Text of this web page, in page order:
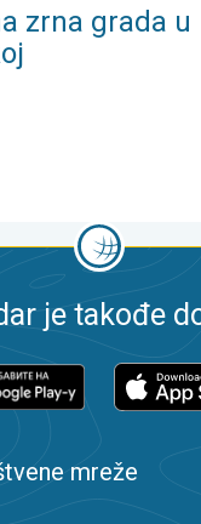
zrna grada u
je takođe
mreže